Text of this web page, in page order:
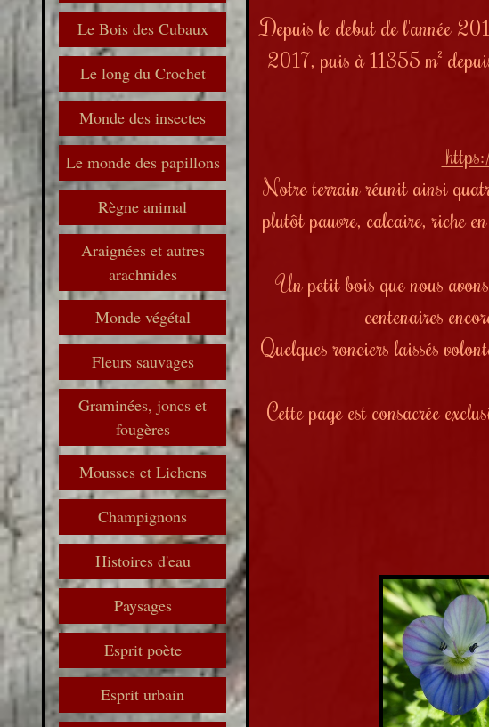
Le Bois des Cubaux
Le long du Crochet
Monde des insectes
Le monde des papillons
Règne animal
Araignées et autres
arachnides
Monde végétal
Fleurs sauvages
Graminées, joncs et
fougères
Mousses et Lichens
Champignons
Histoires d'eau
Paysages
Esprit poète
Esprit urbain
Depuis le debut de l'année
2017, puis à 11355m²
Notre terrain réunit ainsi
plutôt pauvre, calcaire, riche
Un petit bois que nous
centenaires
Quelques ronciers laissés
Cette page est consacrée